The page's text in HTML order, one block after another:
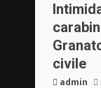
civile
admin